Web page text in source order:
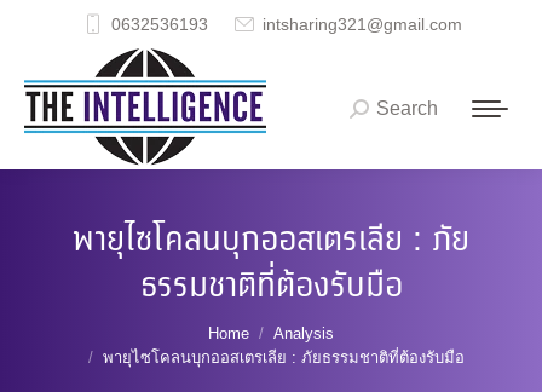
0632536193 intsharing321@gmail.com
Search:
Search
พายุไซโคลนบุกออสเตรเลีย : ภัย
ธรรมชาติที่ต้องรับมือ
Home
Analysis
พายุไซโคลนบุกออสเตรเลีย : ภัยธรรมชาติที่ต้องรับมือ